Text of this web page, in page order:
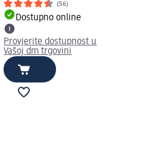
(56)
Dostupno online
Provjerite dostupnost u
Vašoj dm trgovini